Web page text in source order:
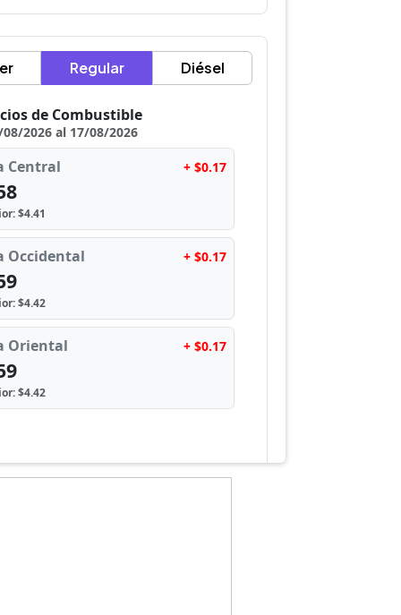
Regular Diésel